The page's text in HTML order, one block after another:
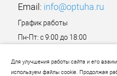
Для улучшения работы сайта и его
используем файлы cookie. Продолжая
Email: info@optuha.ru
График работы
Пн-Пт: с 9:00 до 18:00